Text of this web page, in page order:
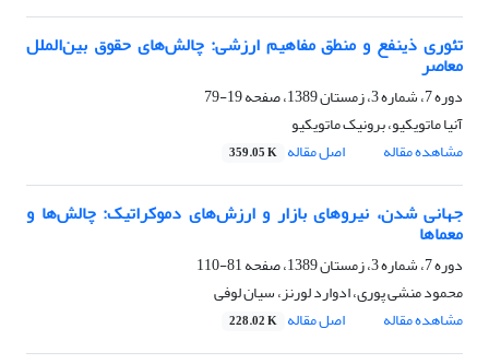
تئوری ذینفع و منطق مفاهیم ارزشی: چالش‌های حقوق بین‌الملل
معاصر
دوره 7، شماره 3، زمستان 1389، صفحه
19-79
آنیا ماتویکیو، برونیک ماتویکیو
مشاهده مقاله
اصل مقاله 359.05 K
جهانی شدن، نیروهای بازار و ارزش‌های دموکراتیک: چالش‌ها و
معماها
دوره 7، شماره 3، زمستان 1389، صفحه
81-110
محمود منشی پوری، ادوارد لورنز، سیان لوفی
مشاهده مقاله
اصل مقاله 228.02 K